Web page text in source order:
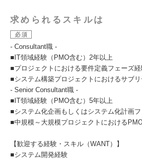
求められるスキルは
必須
- Consultant職 -
■IT領域経験（PMO含む）2年以上
■プロジェクトにおける要件定義フェーズ
■システム構築プロジェクトにおけるサブ
- Senior Consultant職 -
■IT領域経験（PMO含む）5年以上
■システム化企画もしくはシステム化計画
■中規模～大規模プロジェクトにおける
【歓迎する経験・スキル（WANT）】
■システム開発経験